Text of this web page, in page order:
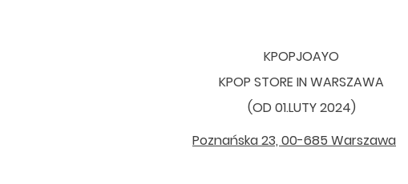
KPOPJOAYO
KPOP STORE IN WARSZAWA
(OD 01.LUTY 2024)
Poznańska 23, 00-685 Warszawa